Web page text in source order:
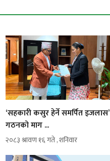
‘सहकारी कसुर हेर्ने समर्पित इजलास’
गठनको माग ...
२०८३ श्रावण १६ गते , शनिवार